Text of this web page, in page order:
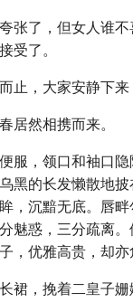
张了，但女人谁
受了。
止，大家安静下来
居然相携而来。
服，领口和袖口
黑的长发懒散地披
，沉黯无底。唇
魅惑，三分疏离
，优雅高贵，却亦
裙，挽着二皇子